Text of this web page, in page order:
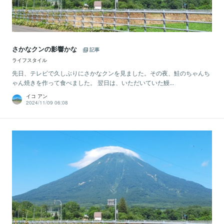
さかなクンの影響かな
記事
ライフスタイル
先日、テレビで久しぶりにさかなクンを見ました。その夜、鮭のちゃんち
ゃん焼きを作って食べました。 翌日は、いただいていた鰻...
イコ アン
2024/11/09 06:08